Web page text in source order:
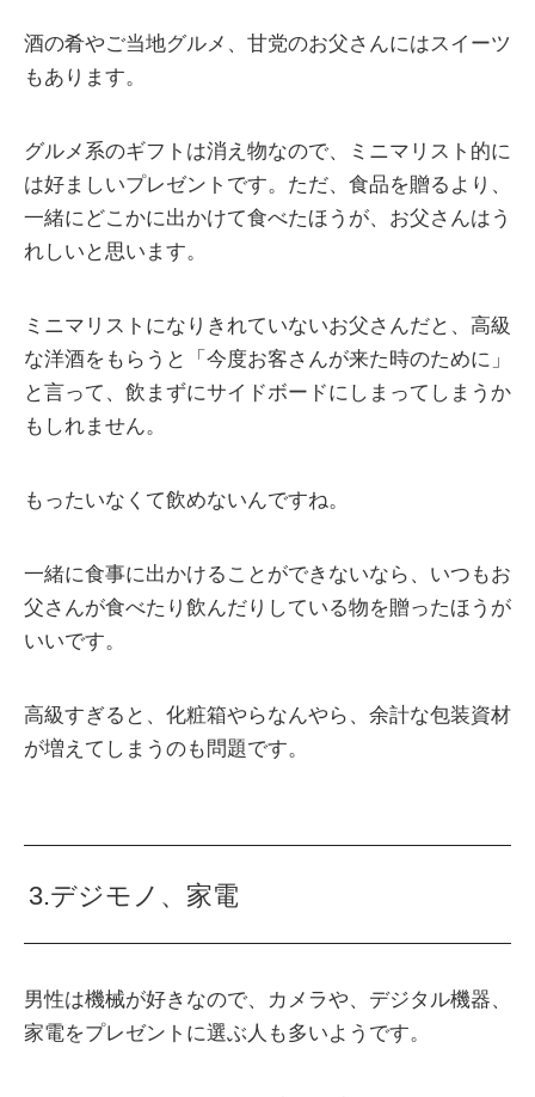
酒の肴やご当地グルメ、甘党のお父さんにはスイーツ
もあります。
グルメ系のギフトは消え物なので、ミニマリスト的に
は好ましいプレゼントです。ただ、食品を贈るより、
一緒にどこかに出かけて食べたほうが、お父さんはう
れしいと思います。
ミニマリストになりきれていないお父さんだと、高級
な洋酒をもらうと「今度お客さんが来た時のために」
と言って、飲まずにサイドボードにしまってしまうか
もしれません。
もったいなくて飲めないんですね。
一緒に食事に出かけることができないなら、いつもお
父さんが食べたり飲んだりしている物を贈ったほうが
いいです。
高級すぎると、化粧箱やらなんやら、余計な包装資材
が増えてしまうのも問題です。
3.デジモノ、家電
男性は機械が好きなので、カメラや、デジタル機器、
家電をプレゼントに選ぶ人も多いようです。